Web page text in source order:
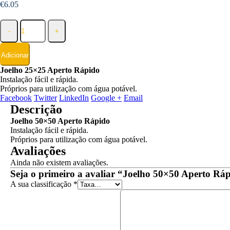
€6.05
- +
Adicionar
Joelho 25×25 Aperto Rápido
Instalação fácil e rápida.
Próprios para utilização com água potável.
Facebook Twitter LinkedIn Google + Email
Descrição
Joelho 50×50 Aperto Rápido
Instalação fácil e rápida.
Próprios para utilização com água potável.
Avaliações
Ainda não existem avaliações.
Seja o primeiro a avaliar “Joelho 50×50 Aperto
A sua classificação *